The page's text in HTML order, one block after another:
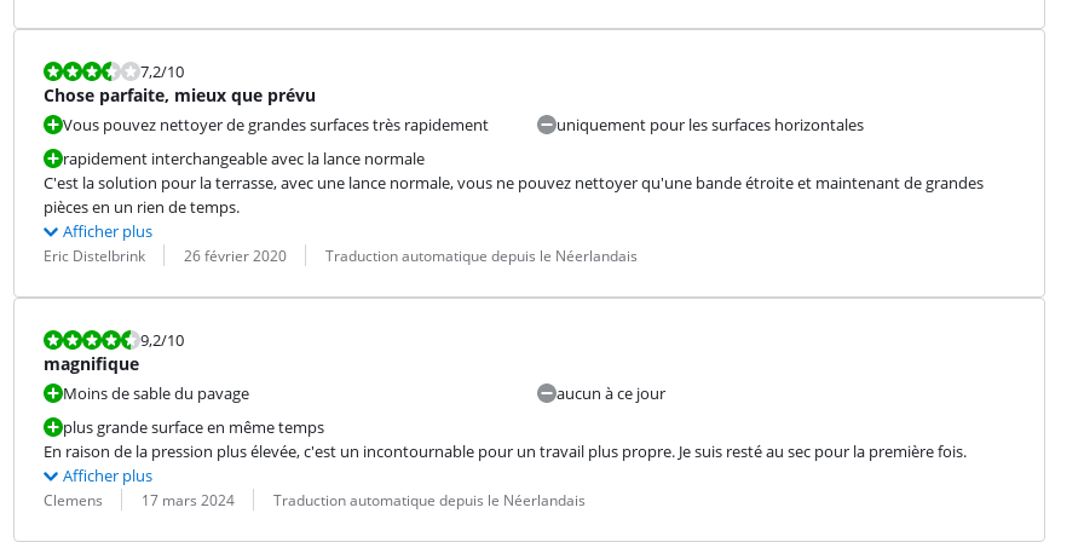
La note est 7,2 sur 10.
7,2/10
Chose parfaite, mieux que prévu
Vous pouvez nettoyer de grandes surfaces très rapidement
rapidement interchangeable avec la lance normale
uniquement pour les surfaces horizontales
C'est la solution pour la terrasse, avec une lance normale, vous ne pouvez nettoyer qu'une bande étroite et maintenant de grandes
pièces en un rien de temps.
Afficher plus
Évaluation par :
Eric Distelbrink
Date : 26 février 2020
Traduction : Traduction automatique depuis le Néerlandais
La note est 9,2 sur 10.
9,2/10
magnifique
Moins de sable du pavage
plus grande surface en même temps
aucun à ce jour
En raison de la pression plus élevée, c'est un incontournable pour un travail plus propre. Je suis resté au sec pour la première fois.
Afficher plus
Évaluation par :
Clemens
Date : 17 mars 2024
Traduction : Traduction automatique depuis le Néerlandais